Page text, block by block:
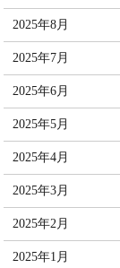
2025年8月
2025年7月
2025年6月
2025年5月
2025年4月
2025年3月
2025年2月
2025年1月